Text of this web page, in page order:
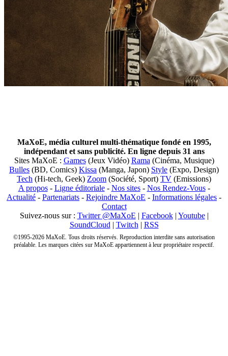
MaXoE, média culturel multi-thématique fondé en 1995,
indépendant et sans publicité. En ligne depuis 31 ans
Sites MaXoE : Games(Jeux Vidéo) Rama (Cinéma, Musique)
Bulles (BD, Comics) Kissa (Manga, Japon) Style (Expo, Design)
Tech (Hi-tech, Geek) Zoom (Société, Sport) TV (Emissions)
A propos- Ligne éditoriale- Nos sites- Nos Rendez-Vous-
Actualité - Partenariats - Rejoindre MaXoE - Informations légales -
Contact
Suivez-nous sur : Twitter @MaXoE | Facebook| Youtube|
SoundCloud | Twitch | RSS
©1995-2026 MaXoE. Tous droits réservés. Reproduction interdite sans autorisation
préalable. Les marques citées sur MaXoE appartiennent à leur propriétaire respectif.